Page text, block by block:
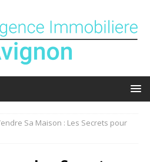
Sa Maison : Les Secrets pour